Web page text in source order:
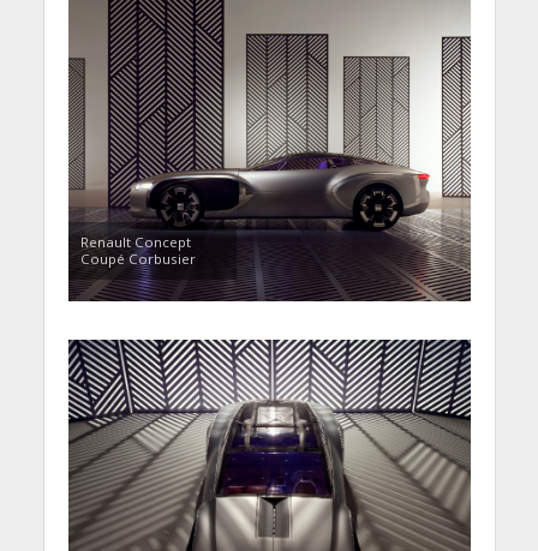
Renault Concept
Coupé Corbusier